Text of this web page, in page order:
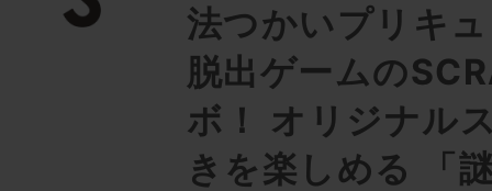
法つかいプリキ
脱出ゲームの
ボ！ オリジナル
きを楽しめる 「